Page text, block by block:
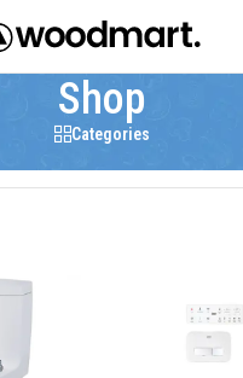
Shop
Categories